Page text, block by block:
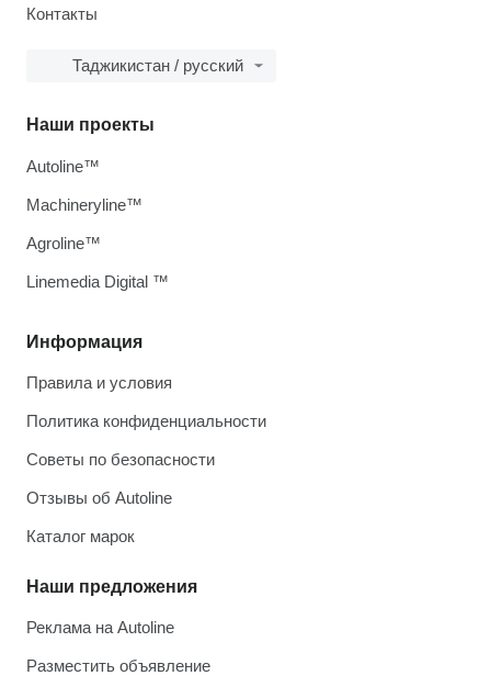
Контакты
Таджикистан / русский
Информация
Правила и условия
Политика конфиденциальности
Советы по безопасности
Отзывы об Autoline
Каталог марок
Наши предложения
Реклама на Autoline
Разместить объявление
Наши проекты
Autoline™
Machineryline™
Agroline™
Linemedia Digital ™